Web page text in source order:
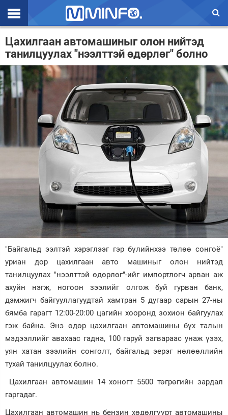
Эхлэл
Цаг агаар
Валют ханш
Улс төр
Эдийн засаг
Үзэл бодол
Энтертайнмэнт
Зурхай
Цахилгаан автомашиныг олон нийтэд
танилцуулах "нээлттэй өдөрлөг" болно
"Байгальд ээлтэй хэрэглээг гэр бүлийнхээ төлөө сонгоё"
уриан дор цахилгаан авто машиныг олон нийтэд
танилцуулах "нээлттэй өдөрлөг"-ийг импортлогч арван аж
ахуйн нэгж, ногоон зээлийг олгож буй гурван банк,
дэмжигч байгууллагуудтай хамтран 5 дугаар сарын 27-ны
бямба гарагт 12:00-20:00 цагийн хооронд зохион байгуулах
гэж байна. Энэ өдөр цахилгаан автомашины бүх талын
мэдээллийг авахаас гадна, 100 гаруй загвараас унаж үзэх,
уян хатан зээлийн сонголт, байгальд эерэг нөлөөллийн
тухай танилцуулах болно.
Цахилгаан автомашин 14 хоногт 5500 төгрөгийн зардал
гаргадаг.
Цахилгаан автомашин нь бензин хөдөлгүүрт автомашины